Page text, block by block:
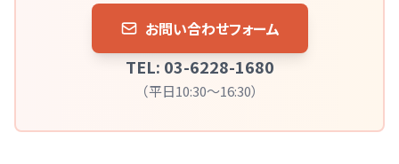
お問い合わせフォーム
TEL: 03-6228-1680
（平日10:30～16:30）